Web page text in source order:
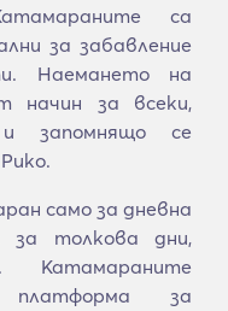
са
за забавление
Наемането на
начин за всеки,
запомнящо се
само за дневна
за толкова дни,
платформа за